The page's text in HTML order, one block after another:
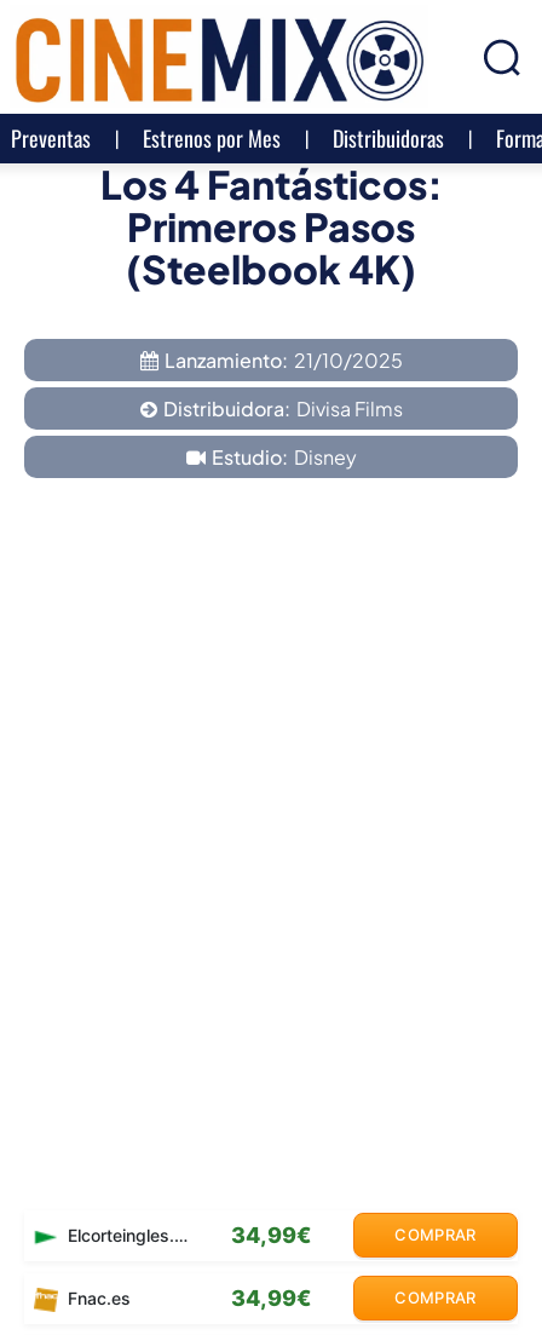
Preventas Estrenos por Mes Distribuidoras
Los 4 Fantásticos:
Primeros Pasos
(Steelbook 4K)
Lanzamiento: 21/10/2025
Distribuidora: Divisa Films
Estudio: Disney
Elcorteingles.es 34,99€ COMPRAR
Fnac.es 34,99€ COMPRAR